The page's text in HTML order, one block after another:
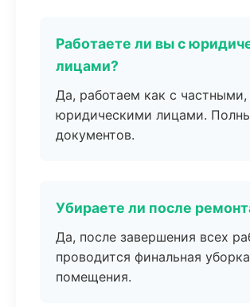
Работаете ли вы с
лицами?
Да, работаем как с частными,
юридическими лицами.
документов.
Убираете ли после
Да, после завершения всех
проводится финальная уборка
помещения.